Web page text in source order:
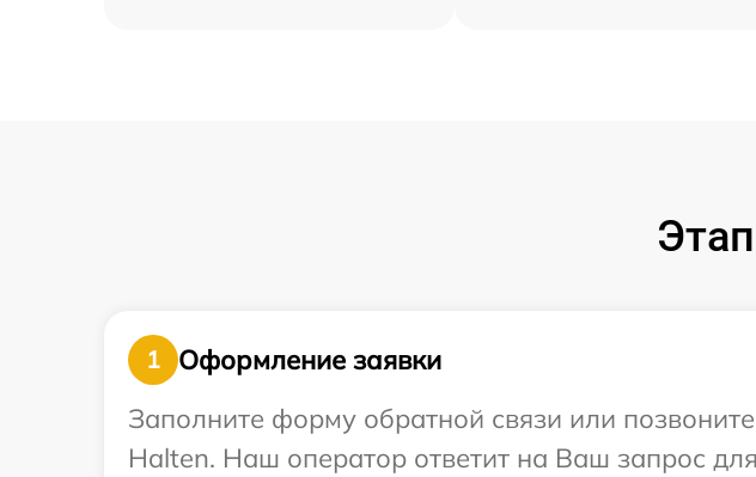
1
Оформление заявки
Заполните форму обратной связи или
Halten. Наш оператор ответит на Ваш запрос